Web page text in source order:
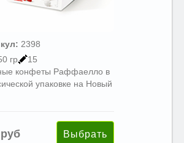
2398
гр
15
конфеты Раффаелло в
упаковке на Новый